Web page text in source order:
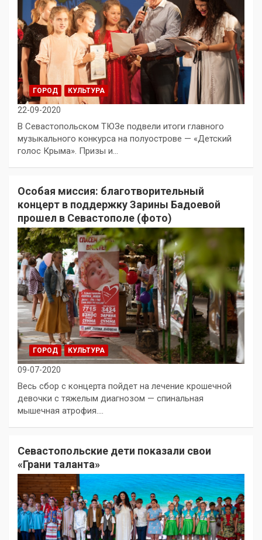
ГОРОД КУЛЬТУРА
22-09-2020
В Севастопольском ТЮЗе подвели итоги главного
музыкального конкурса на полуострове — «Детский
голос Крыма». Призы и…
Особая миссия: благотворительный
концерт в поддержку Зарины Бадоевой
прошел в Севастополе (фото)
ГОРОД КУЛЬТУРА
09-07-2020
Весь сбор с концерта пойдет на лечение крошечной
девочки с тяжелым диагнозом — спинальная
мышечная атрофия.…
Севастопольские дети показали свои
«Грани таланта»